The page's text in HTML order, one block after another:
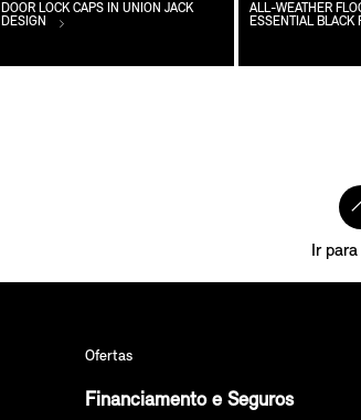
DOOR LOCK CAPS IN UNION JACK
DESIGN
ALL-WEATHER
ESSENTIAL BLACK
Ir
Ofertas
Financiamento e Seguros